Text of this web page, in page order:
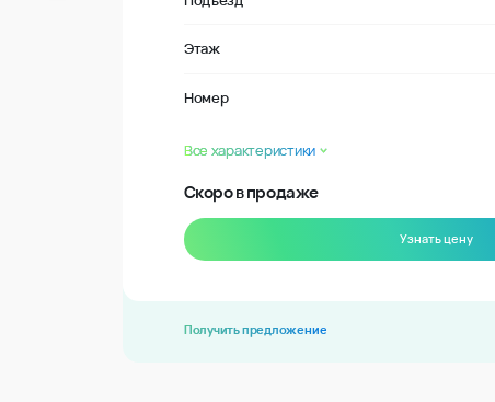
Этаж
Номер
Все характеристики
Скоро в продаже
Узнать цену
Получить предложение